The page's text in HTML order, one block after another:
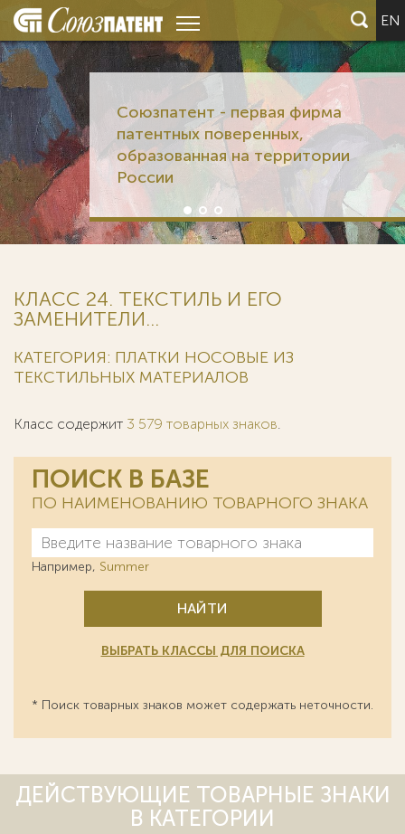
EN
Союзпатент - первая фирма
патентных поверенных,
образованная на территории
России
КЛАСС 24. ТЕКСТИЛЬ И ЕГО
ЗАМЕНИТЕЛИ...
КАТЕГОРИЯ: ПЛАТКИ НОСОВЫЕ ИЗ
ТЕКСТИЛЬНЫХ МАТЕРИАЛОВ
Класс содержит 3 579 товарных знаков.
ПОИСК В БАЗЕ
ПО НАИМЕНОВАНИЮ ТОВАРНОГО ЗНАКА
Например, Summer
НАЙТИ
ВЫБРАТЬ КЛАССЫ ДЛЯ ПОИСКА
* Поиск товарных знаков может содержать неточности.
ДЕЙСТВУЮЩИЕ ТОВАРНЫЕ ЗНАКИ
В КАТЕГОРИИ